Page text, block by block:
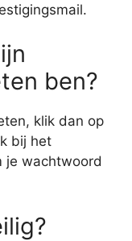
ben?
klik dan op
bij het
je wachtwoord